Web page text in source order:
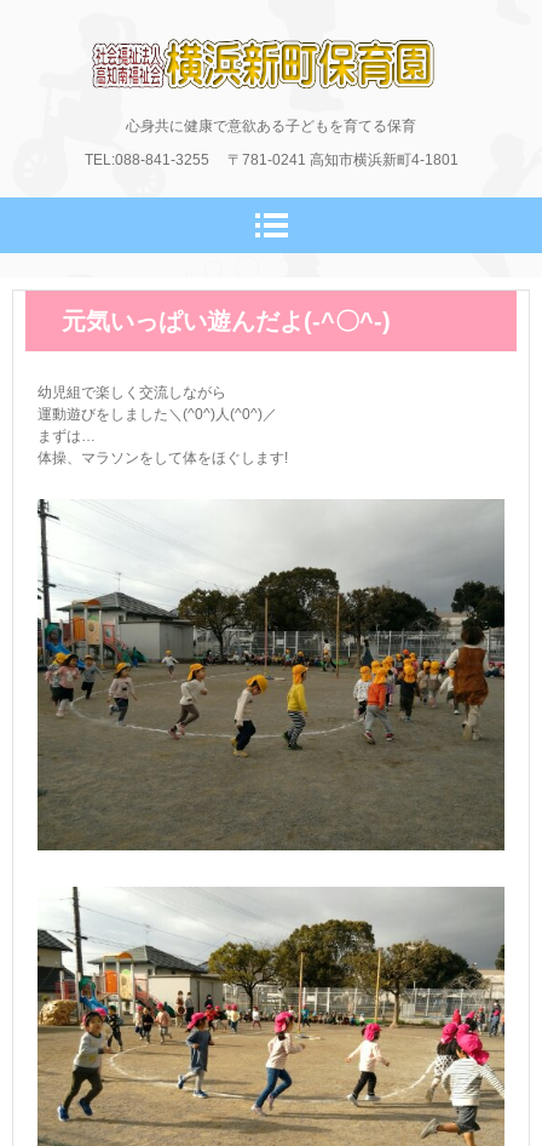
横浜新町保育園のホームページ
心身共に健康で意欲ある子どもを育てる保育
TEL:088-841-3255
〒781-0241 高知市横浜新町4-1801
元気いっぱい遊んだよ(-^〇^-)
幼児組で楽しく交流しながら
運動遊びをしました＼(^0^)人(^0^)／
まずは…
体操、マラソンをして体をほぐします!